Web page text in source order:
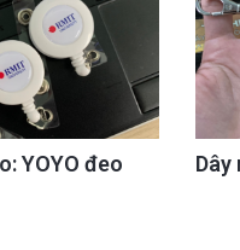
YOYO đeo
Dây